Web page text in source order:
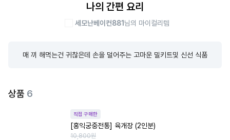
나의 간편 요리
세모난베이컨881 님의 마이컬리템
매 끼 해먹는건 귀찮은데 손을 덜어주는 고마운 밀키트및 신선 식품
상품 6
직접 구매한
[홍익궁중전통] 육개장 (2인분)
10,800원